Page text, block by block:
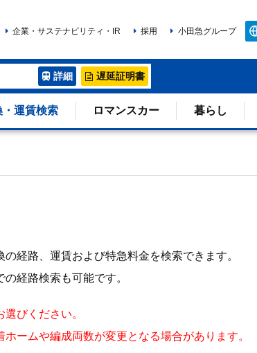
詳細 遅延証明書
・運賃検索 ロマンスカー 暮らし
企業・サステナビリティ・IR 採用 小田急グループ
経路、運賃および特急料金を検索できます。
経路検索も可能です。
びください。
ームや編成両数が変更となる場合があります。